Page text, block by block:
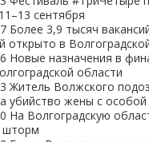
сентября
Более 3,9 тысяч
открыто в
Новые назначения в
области
Житель Волжского
убийство жены с
На Волгоградскую
шторм